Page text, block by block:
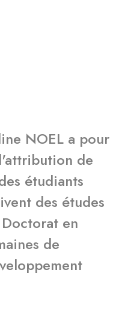
NOEL a pour
de
étudiants
des études
en
de